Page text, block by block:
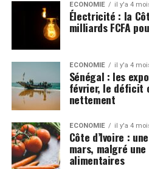
ECONOMIE il y'a 4
Électricité : la
milliards FCFA
ECONOMIE il y'a 4
Sénégal : les
février, le déficit
nettement
ECONOMIE il y'a 4
Côte d’Ivoire :
mars, malgré
alimentaires